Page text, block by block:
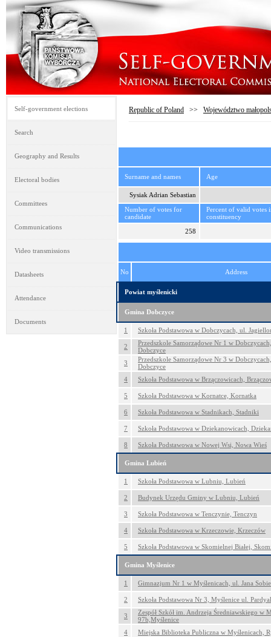
Self-government elections
Search
Geography and Results
Electoral bodies
Committees
Communications
Video transmissions
Datasheets
Attendance
Documents
Republic of Poland >> Województwo
Surname and names Age
Sysiak Adrian Sebastian
Number of votes for
candidate
Percent of valid votes
constituency
258
No Address
Powiat myślenicki
Gmina Dobczyce
1 Szkoła Podstawowa w Dobczycach, ul.
2
Przedszkole Samorządowe Nr 1 w
Dobczyce
3
Przedszkole Samorządowe Nr 3 w
Dobczyce
4
Szkoła Podstawowa w Brzączowicach,
5 Szkoła Podstawowa w Kornatce, Kornatka
6 Szkoła Podstawowa w Stadnikach, Stadniki
7 Szkoła Podstawowa w Dziekanowicach,
8 Szkoła Podstawowa w Nowej Wsi, Nowa Wieś
Gmina Lubień
1 Szkoła Podstawowa w Lubniu, Lubień
2 Budynek Urzędu Gminy w Lubniu, Lubień
3 Szkoła Podstawowa w Tenczynie, Tenczyn
4 Szkoła Podstawowa w Krzeczowie, Krzeczów
5 Szkoła Podstawowa w Skomielnej Białej,
Gmina Myślenice
1 Gimnazjum Nr 1 w Myślenicach, ul. Jana
2 Szkoła Podstawowa Nr 3, Myślenice ul.
3
Zespół Szkół im. Andrzeja Średniawskiego w
97b,Myślenice
4
Miejska Biblioteka Publiczna w Myślenicach,